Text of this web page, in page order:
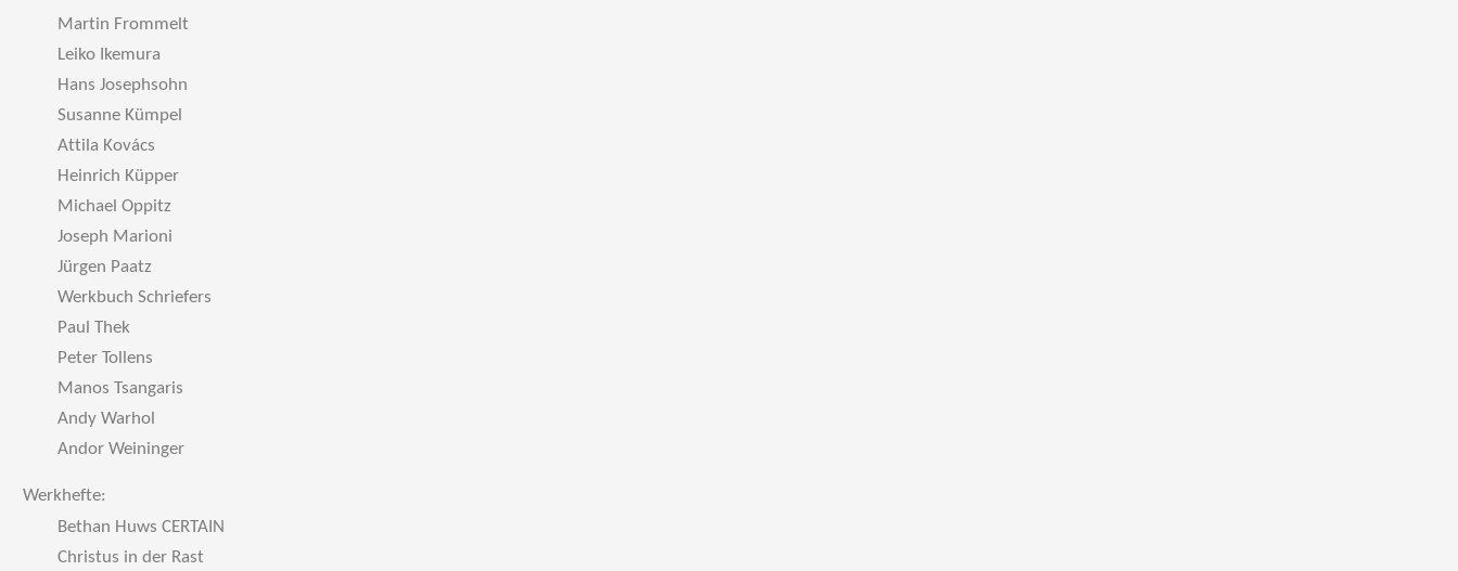
Martin Frommelt
Leiko Ikemura
Hans Josephsohn
Susanne Kümpel
Attila Kovács
Heinrich Küpper
Michael Oppitz
Joseph Marioni
Jürgen Paatz
Werkbuch Schriefers
Paul Thek
Peter Tollens
Manos Tsangaris
Andy Warhol
Andor Weininger
Werkhefte:
Bethan Huws CERTAIN
Christus in der Rast